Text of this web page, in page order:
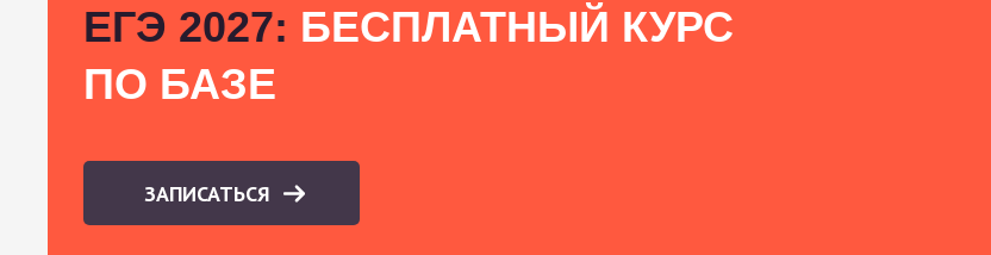
ЕГЭ 2027: БЕСПЛАТНЫЙ КУРС
ПО БАЗЕ
ЗАПИСАТЬСЯ